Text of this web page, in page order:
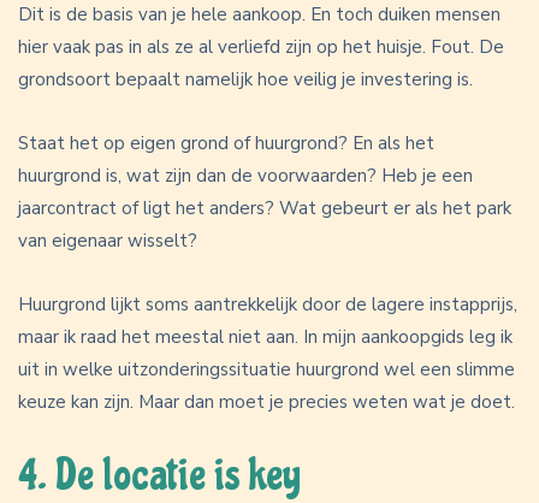
Dit is de basis van je hele aankoop. En toch duiken mensen
hier vaak pas in als ze al verliefd zijn op het huisje. Fout. De
grondsoort bepaalt namelijk hoe veilig je investering is.
Staat het op eigen grond of huurgrond? En als het
huurgrond is, wat zijn dan de voorwaarden? Heb je een
jaarcontract of ligt het anders? Wat gebeurt er als het park
van eigenaar wisselt?
Huurgrond lijkt soms aantrekkelijk door de lagere instapprijs,
maar ik raad het meestal niet aan. In mijn aankoopgids leg ik
uit in welke uitzonderingssituatie huurgrond wel een slimme
keuze kan zijn. Maar dan moet je precies weten wat je doet.
4. De locatie is key